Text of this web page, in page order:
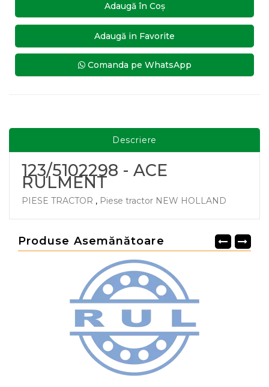
Adaugă în Coş
Adaugă in Favorite
Comanda pe WhatsApp
Descriere
123/5102298 - ACE
RULMENT
PIESE TRACTOR , Piese tractor NEW HOLLAND
Produse Asemănătoare